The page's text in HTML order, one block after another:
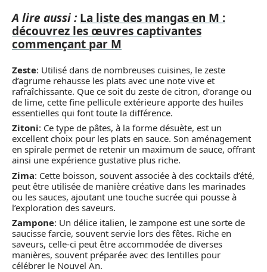
A lire aussi : La liste des mangas en M :
découvrez les œuvres captivantes
commençant par M
Zeste: Utilisé dans de nombreuses cuisines, le zeste
d’agrume rehausse les plats avec une note vive et
rafraîchissante. Que ce soit du zeste de citron, d’orange ou
de lime, cette fine pellicule extérieure apporte des huiles
essentielles qui font toute la différence.
Zitoni: Ce type de pâtes, à la forme désuète, est un
excellent choix pour les plats en sauce. Son aménagement
en spirale permet de retenir un maximum de sauce, offrant
ainsi une expérience gustative plus riche.
Zima: Cette boisson, souvent associée à des cocktails d’été,
peut être utilisée de manière créative dans les marinades
ou les sauces, ajoutant une touche sucrée qui pousse à
l’exploration des saveurs.
Zampone: Un délice italien, le zampone est une sorte de
saucisse farcie, souvent servie lors des fêtes. Riche en
saveurs, celle-ci peut être accommodée de diverses
manières, souvent préparée avec des lentilles pour
célébrer le Nouvel An.